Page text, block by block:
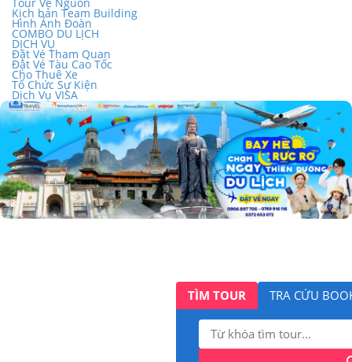
Tour Về Nguồn
Kịch bản Team Building
Hình Ảnh Đoàn
COMBO DU LỊCH
DỊCH VỤ
Đặt Vé Tham Quan
Đặt Vé Tàu Cao Tốc
Cho Thuê Xe
Tổ Chức Sự Kiện
Dịch Vụ VISA
TÌM TOUR TRA CỨU
Tìm
kiếm: